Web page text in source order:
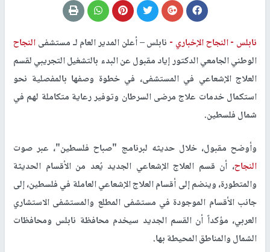
نابلس -النجاح الإخباري - نابلس –أعلن المدير العام لـ مستشفىالنجاح
الوطني الجامعي الدكتور إياد مقبول عن البدء بالتشغيل التجريبي لقسم
العلاج الإشعاعي في المستشفى، في خطوة وصفها بالمفصلية نحو
استكمال خدمات علاج مرضى السرطان وتوفير رعاية متكاملة لهم في
شمال فلسطين.
وأوضح مقبول، خلال حديثه لبرنامج "صباح فلسطين"، عبر صوت
النجاح، أن قسم العلاج الإشعاعي الجديد يُعد من الأقسام الحديثة
والمتطورة، وينضم إلى أقسام العلاج الإشعاعي العاملة في فلسطين، إلى
جانب الأقسام الموجودة في مستشفى المطلع والمستشفى الاستشاري
العربي، مؤكداً أن القسم الجديد سيخدم محافظة نابلس ومحافظات
الشمال والمناطق المحيطة بها.